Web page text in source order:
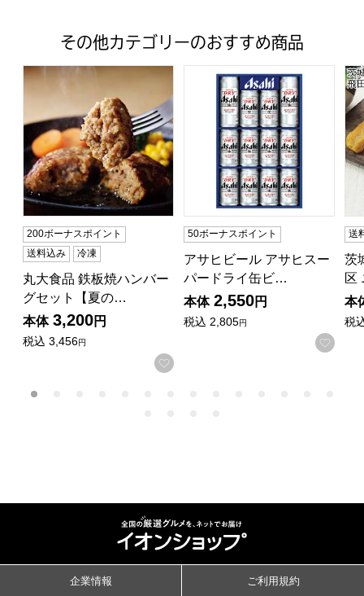
その他カテゴリーのおすすめ商品
丸大食品 鉄板焼ハンバーグセット【夏の贈りもの・お中
200ボーナスポイント
送料込み
冷凍
丸大食品 鉄板焼ハンバー
グセット【夏の…
本体 3,200円
税込 3,456円
お気に入りに登録する
アサヒビール アサヒスーパ
50ボーナスポイント
アサヒビール アサヒスー
パードライ缶ビ…
本体 2,550円
税込 2,805円
お気
茨
送
茨
区
本
税
企業情報 ご利用規約